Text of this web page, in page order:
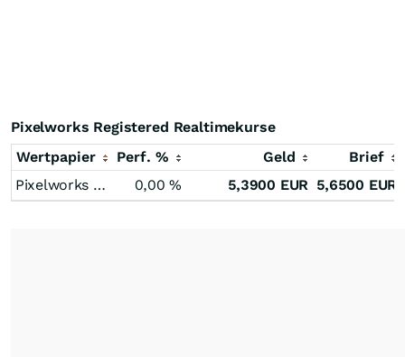
Pixelworks Registered Realtimekurse
Wertpapier
Perf. % Geld
Brief
Pixelworks Registered
0,00% 5,3900 EUR 5,6500 EUR